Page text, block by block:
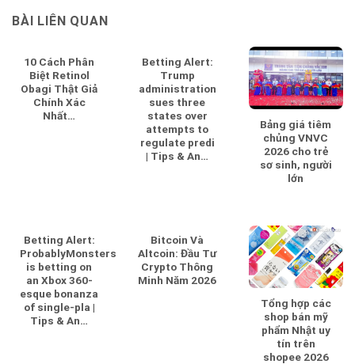
BÀI LIÊN QUAN
10 Cách Phân
Biệt Retinol
Obagi Thật Giả
Chính Xác
Nhất…
Betting Alert:
Trump
administration
sues three
states over
attempts to
regulate predi
| Tips & An…
Bảng giá tiêm
chủng VNVC
2026 cho trẻ
sơ sinh, người
lớn
Betting Alert:
ProbablyMonsters
is betting on
an Xbox 360-
esque bonanza
of single-pla |
Tips & An…
Bitcoin Và
Altcoin: Đầu Tư
Crypto Thông
Minh Năm 2026
Tổng hợp các
shop bán mỹ
phẩm Nhật uy
tín trên
shopee 2026